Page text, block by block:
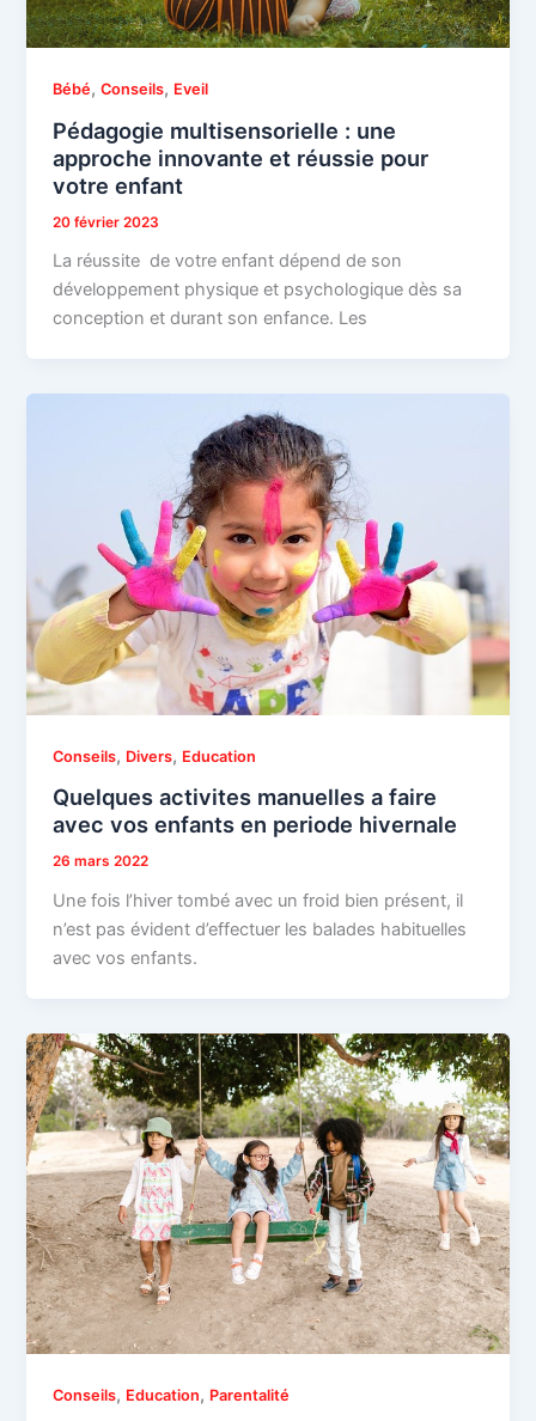
Bébé,Conseils, Eveil
Pédagogie multisensorielle : une
approche innovante et réussie pour
votre enfant
20 février 2023
La réussite de votre enfant dépend de son
développement physique et psychologique dès sa
conception et durant son enfance. Les
Conseils, Divers, Education
Quelques activites manuelles a faire
avec vos enfants en periode hivernale
26 mars 2022
Une fois l’hiver tombé avec un froid bien présent, il
n’est pas évident d’effectuer les balades habituelles
avec vos enfants.
Conseils, Education, Parentalité